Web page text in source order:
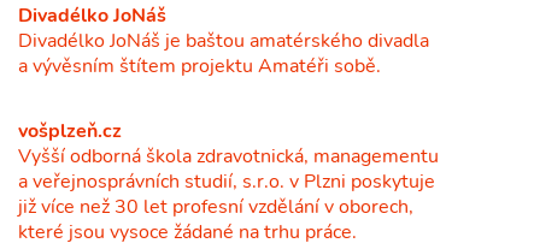
Divadélko JoNáš
Divadélko JoNáš je baštou amatérského divadla
a vývěsním štítem projektu Amatéři sobě.
vošplzeň.cz
Vyšší odborná škola zdravotnická, managementu
a veřejnosprávních studií, s.r.o. v Plzni poskytuje
již více než 30 let profesní vzdělání v oborech,
které jsou vysoce žádané na trhu práce.